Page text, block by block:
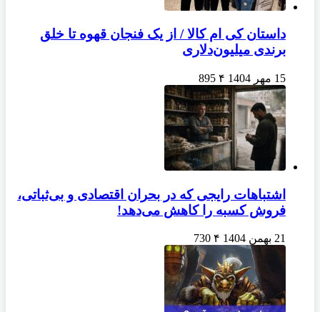
داستان کی ام کالا / از یک فنجان قهوه تا خلق
برندی میلیون‌دلاری
15 مهر 1404 ۴ 895
اشتباهات رایجی که در بحران اقتصادی و بی‌ثباتی،
فروش کسبه را کاهش می‌دهد!
21 بهمن 1404 ۴ 730